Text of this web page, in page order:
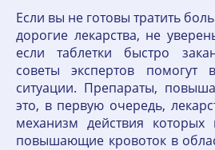
Если вы не готовы тратить
дорогие лекарства, не
если таблетки быстро
советы экспертов помогут
ситуации. Препараты,
это, в первую очередь,
механизм действия которых
повышающие кровоток в